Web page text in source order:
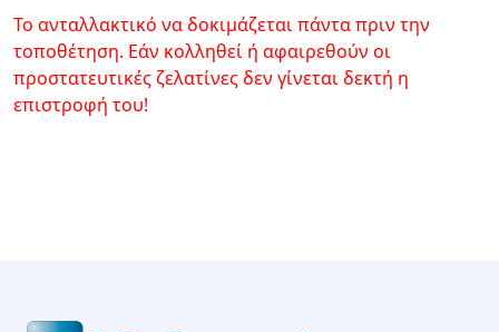
Το ανταλλακτικό να δοκιμάζεται πάντα πριν την
τοποθέτηση. Εάν κολληθεί ή αφαιρεθούν οι
προστατευτικές ζελατίνες δεν γίνεται δεκτή η
επιστροφή του!